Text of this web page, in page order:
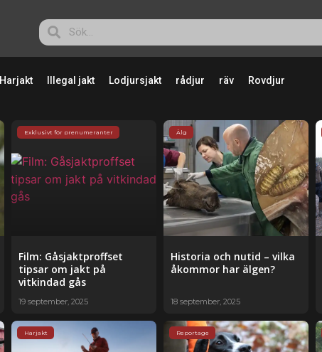
Harjakt Illegal jakt Lodjursjakt rådjur räv Rovdjur
Exklusivt för prenumeranter
Film: Gåsjaktproffset
tipsar om jakt på
vitkindad gås
19 september, 2025
Älg
Historia och nutid – vilka
åkommor har älgen?
18 september, 2025
Harjakt Reportage